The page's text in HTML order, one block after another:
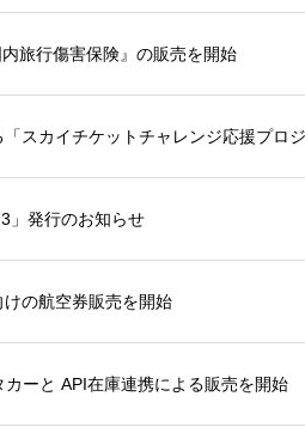
海外子会社
旅行傷害保険』の販売を開始
スカイチケットチャレンジ応援プロ
」発行のお知らせ
の航空券販売を開始
ーと API在庫連携による販売を開始